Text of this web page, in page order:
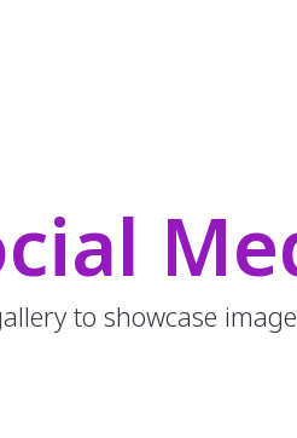
to showcase